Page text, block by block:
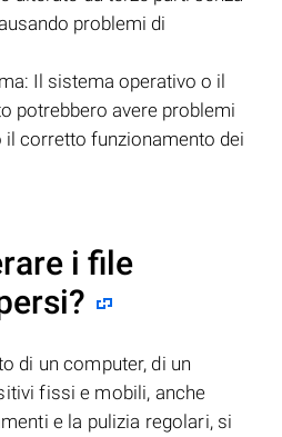
problemi di
Il sistema operativo o il
potrebbero avere problemi
corretto funzionamento dei
i file
di un computer, di un
fissi e mobili, anche
e la pulizia regolari, si